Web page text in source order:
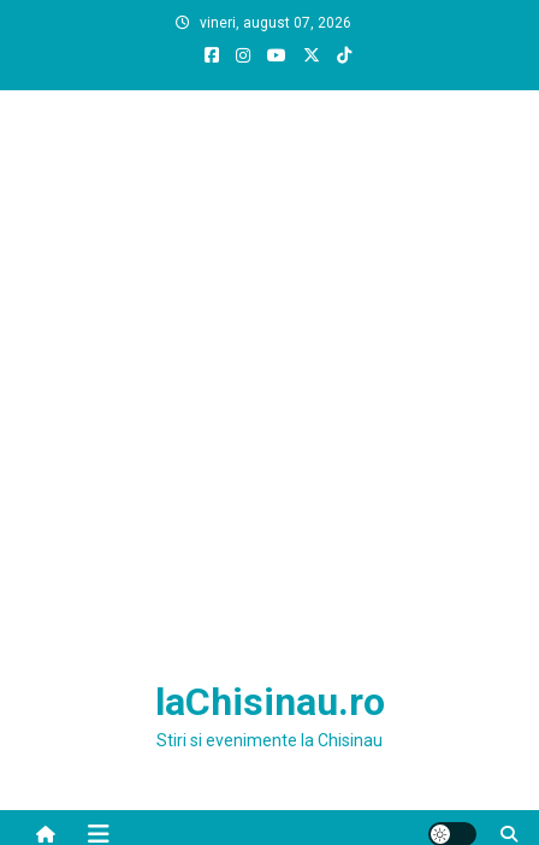
vineri, august 07, 2026
laChisinau.ro
Stiri si evenimente la Chisinau